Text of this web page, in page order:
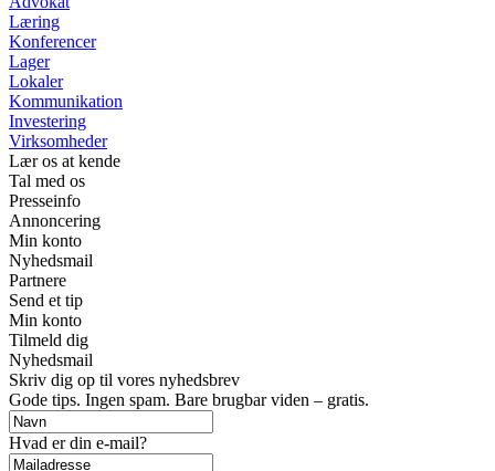
Læring
Konferencer
Lager
Lokaler
Kommunikation
Investering
Virksomheder
Lær os at kende
Tal med os
Presseinfo
Annoncering
Min konto
Nyhedsmail
Partnere
Send et tip
Min konto
Tilmeld dig
Nyhedsmail
Skriv dig op til vores nyhedsbrev
Gode tips. Ingen spam. Bare brugbar viden – gratis.
Hvad er din e-mail?